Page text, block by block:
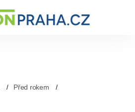
Před rokem